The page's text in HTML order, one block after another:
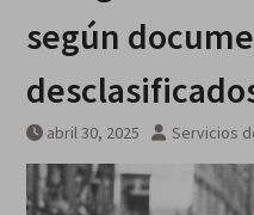
según
abril 30, 2025 Servicios